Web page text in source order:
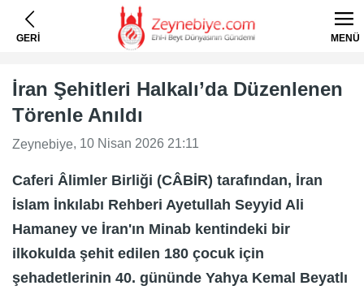
GERİ MENÜ
İran Şehitleri Halkalı’da Düzenlenen
Törenle Anıldı
Zeynebiye, 10 Nisan 2026 21:11
Caferi Âlimler Birliği (CÂBİR) tarafından, İran
İslam İnkılabı Rehberi Ayetullah Seyyid Ali
Hamaney ve İran'ın Minab kentindeki bir
ilkokulda şehit edilen 180 çocuk için
şehadetlerinin 40. gününde Yahya Kemal Beyatlı